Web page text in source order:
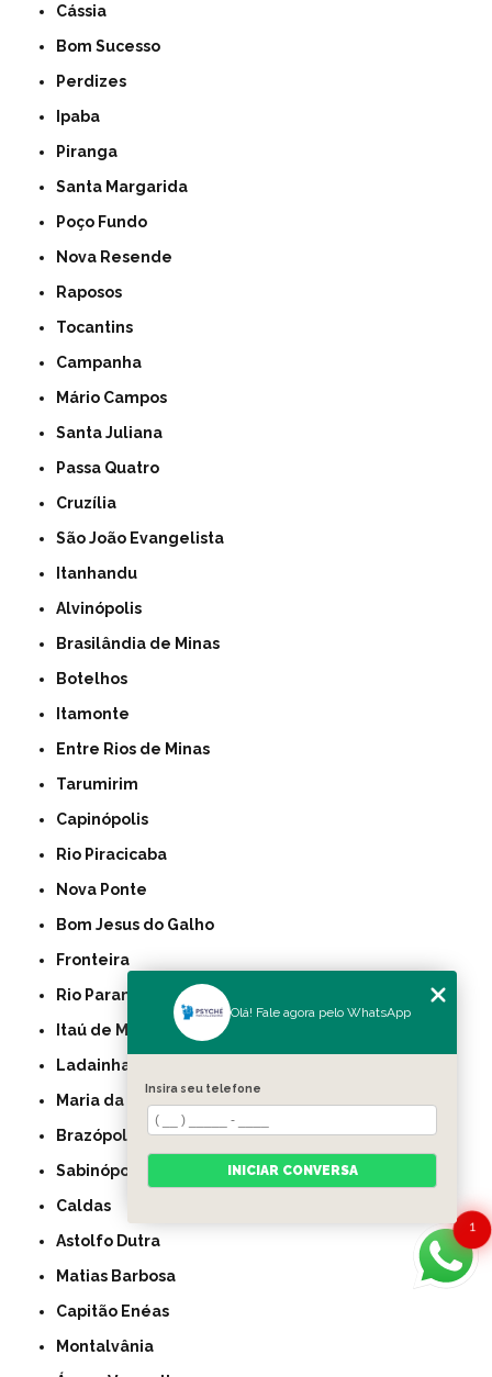
Cássia
Bom Sucesso
Perdizes
Ipaba
Piranga
Santa Margarida
Poço Fundo
Nova Resende
Raposos
Tocantins
Campanha
Mário Campos
Santa Juliana
Passa Quatro
Cruzília
São João Evangelista
Itanhandu
Alvinópolis
Brasilândia de Minas
Botelhos
Itamonte
Entre Rios de Minas
Tarumirim
Capinópolis
Rio Piracicaba
Nova Ponte
Bom Jesus do Galho
Fronteira
Rio Paranaíba
Itaú de Minas
Ladainha
Maria da Fé
Brazópolis
Sabinópolis
Caldas
Astolfo Dutra
Matias Barbosa
Capitão Enéas
Montalvânia
1
Olá! Fale agora pelo WhatsApp
Insira seu telefone
INICIAR CONVERSA